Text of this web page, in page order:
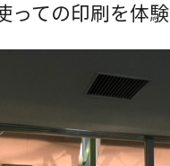
っての印刷を体験